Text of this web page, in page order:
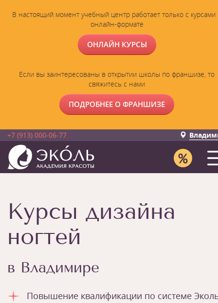
В настоящий момент учебный центр работает только с курсами
онлайн-формате
ОНЛАЙН КУРСЫ
Если вы заинтересованы в открытии школы по франшизе, то
свяжитесь с нами
ПОДРОБНЕЕ О ФРАНШИЗЕ
+7 (913) 000-06-77
Курсы дизайна
ногтей
в Владимире
Повышение квалификации по системе